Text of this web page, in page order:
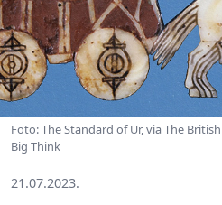
Foto: The Standard of Ur, via The
Big Think
21.07.2023.